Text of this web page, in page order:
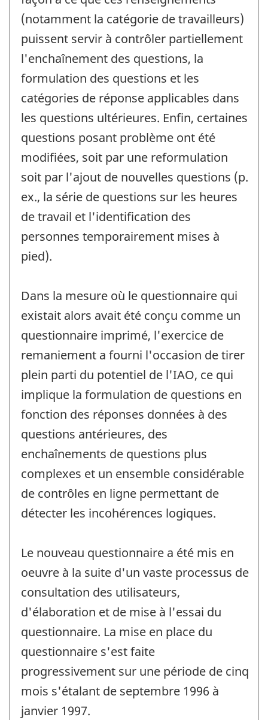
(notamment la catégorie de travailleurs)
puissent servir à contrôler partiellement
l'enchaînement des questions, la
formulation des questions et les
catégories de réponse applicables dans
les questions ultérieures. Enfin, certaines
questions posant problème ont été
modifiées, soit par une reformulation
soit par l'ajout de nouvelles questions (p.
ex., la série de questions sur les heures
de travail et l'identification des
personnes temporairement mises à
pied).
Dans la mesure où le questionnaire qui
existait alors avait été conçu comme un
questionnaire imprimé, l'exercice de
remaniement a fourni l'occasion de tirer
plein parti du potentiel de l'IAO, ce qui
implique la formulation de questions en
fonction des réponses données à des
questions antérieures, des
enchaînements de questions plus
complexes et un ensemble considérable
de contrôles en ligne permettant de
détecter les incohérences logiques.
Le nouveau questionnaire a été mis en
oeuvre à la suite d'un vaste processus de
consultation des utilisateurs,
d'élaboration et de mise à l'essai du
questionnaire. La mise en place du
questionnaire s'est faite
progressivement sur une période de cinq
mois s'étalant de septembre 1996 à
janvier 1997.